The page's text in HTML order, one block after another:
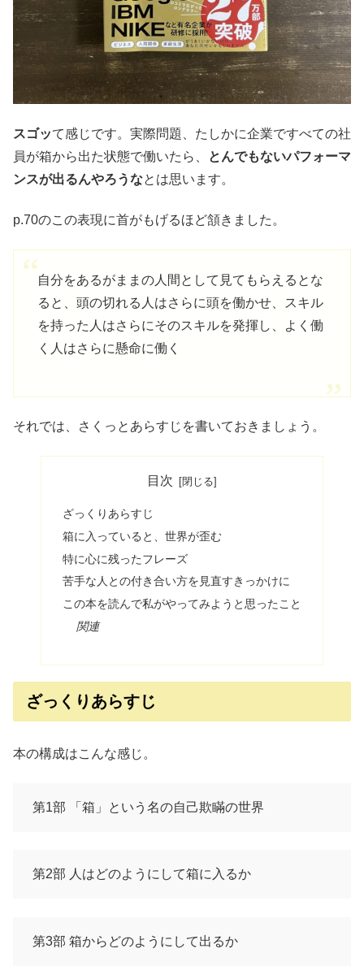
スゴッて感じです。実際問題、たしかに企業ですべての社
員が箱から出た状態で働いたら、
とんでもないパフォーマ
ンスが出るんやろうなとは思います。
p.70のこの表現に首がもげるほど頷きました。
自分をあるがままの人間として見てもらえるとな
ると、頭の切れる人はさらに頭を働かせ、スキル
を持った人はさらにそのスキルを発揮し、よく働
く人はさらに懸命に働く
それでは、さくっとあらすじを書いておきましょう。
目次
ざっくりあらすじ
箱に入っていると、世界が歪む
特に心に残ったフレーズ
苦手な人との付き合い方を見直すきっかけに
この本を読んで私がやってみようと思ったこと
関連
ざっくりあらすじ
本の構成はこんな感じ。
第1部 「箱」という名の自己欺瞞の世界
第2部 人はどのようにして箱に入るか
第3部 箱からどのようにして出るか